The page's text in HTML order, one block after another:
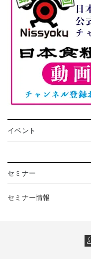
イベント
セミナー
セミナー情報